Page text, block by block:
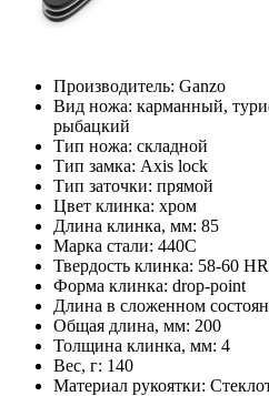
Производитель: Ganzo
Вид ножа: карманный,
рыбацкий
Тип ножа: складной
Тип замка: Axis lock
Тип заточки: прямой
Цвет клинка: хром
Длина клинка, мм: 85
Марка стали: 440C
Твердость клинка: 58-60
Форма клинка: drop-point
Длина в сложенном
Общая длина, мм: 200
Толщина клинка, мм: 4
Вес, г: 140
Материал рукоятки: